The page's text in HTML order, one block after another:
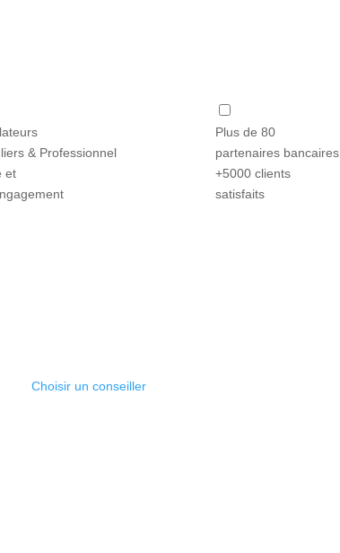
& Professionnel
et
Plus de 80
partenaires bancaires
+5000 clients
satisfaits
Choisir un conseiller